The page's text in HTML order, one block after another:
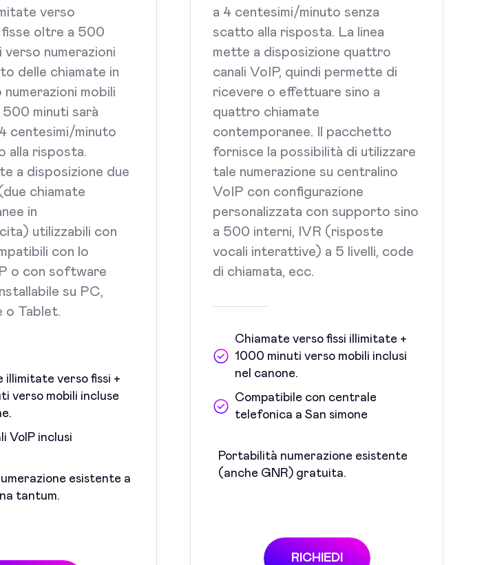
verso
fisse oltre a 500
verso numerazioni
delle chiamate in
mobili
minuti sarà
centesimi/minuto
alla risposta.
a disposizione due
chiamate
in
utilizzabili con
con lo
o con software
su PC,
o Tablet.
illimitate verso fissi +
verso mobili incluse
VoIP inclusi
esistente a
tantum.
a 4 centesimi/minuto senza
scatto alla risposta. La linea
mette a disposizione quattro
canali VoIP, quindi permette di
ricevere o effettuare sino a
quattro chiamate
contemporanee. Il pacchetto
fornisce la possibilità di utilizzare
tale numerazione su centralino
VoIP con configurazione
personalizzata con supporto sino
a 500 interni, IVR (risposte
vocali interattive) a 5 livelli, code
di chiamata, ecc.
Chiamate verso fissi illimitate +
1000 minuti verso mobili inclusi
nel canone.
Compatibile con centrale
telefonica a San simone
Portabilità numerazione esistente
(anche GNR) gratuita.
RICHIEDI